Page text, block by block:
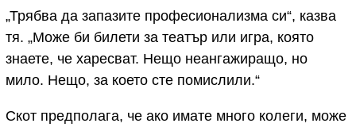
„Трябва да запазите професионализма си“, казва
тя. „Може би билети за театър или игра, която
знаете, че харесват. Нещо неангажиращо, но
мило. Нещо, за което сте помислили.“
Скот предполага, че ако имате много колеги, може